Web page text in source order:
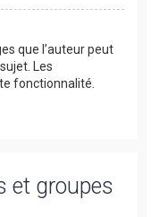
que l’auteur peut
Les
fonctionnalité.
et groupes